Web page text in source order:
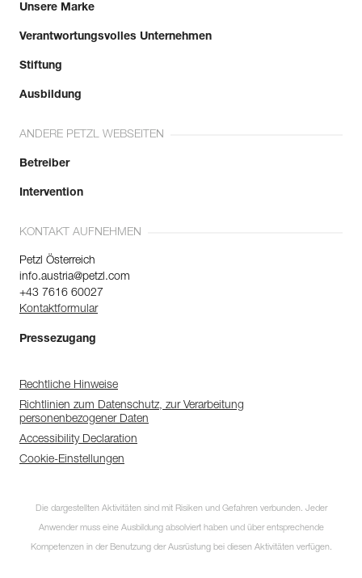
Unsere Marke
Verantwortungsvolles Unternehmen
Stiftung
Ausbildung
ANDERE PETZL WEBSEITEN
Betreiber
Intervention
KONTAKT AUFNEHMEN
Petzl Österreich
info.austria@petzl.com
+43 7616 60027
Kontaktformular
Pressezugang
Rechtliche Hinweise
Richtlinien zum Datenschutz, zur Verarbeitung
personenbezogener Daten
Accessibility Declaration
Cookie-Einstellungen
Die dargestellten Aktivitäten sind mit Risiken und Gefahren verbunden. Jeder
Anwender muss eine Ausbildung absolviert haben und über entsprechende
Kompetenzen in der Benutzung der Ausrüstung bei diesen Aktivitäten verfügen.